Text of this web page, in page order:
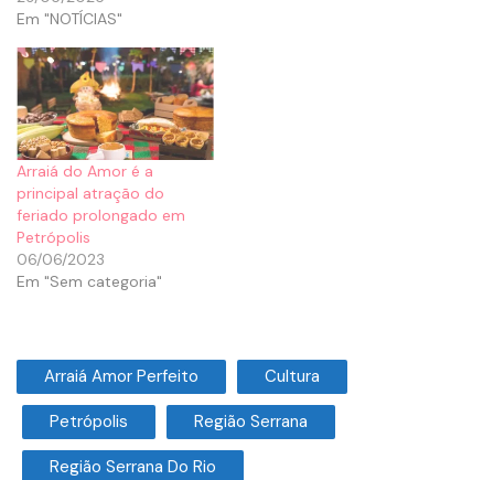
Em "NOTÍCIAS"
Arraiá do Amor é a
principal atração do
feriado prolongado em
Petrópolis
06/06/2023
Em "Sem categoria"
Arraiá Amor Perfeito Cultura
Petrópolis Região Serrana
Região Serrana Do Rio